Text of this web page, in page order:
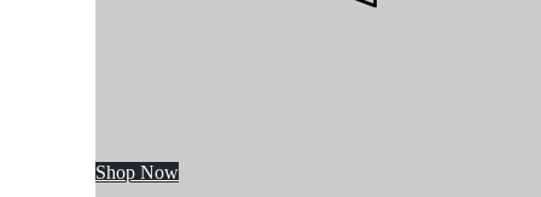
Shop Now